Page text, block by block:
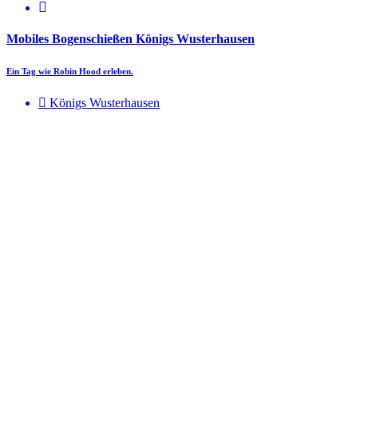
Mobiles Bogenschießen Königs Wusterhausen
Ein Tag wie Robin Hood erleben.
Königs Wusterhausen